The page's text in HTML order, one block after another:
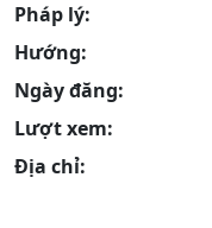
Pháp lý:
Hướng:
Ngày đăng:
Lượt xem:
Địa chỉ: